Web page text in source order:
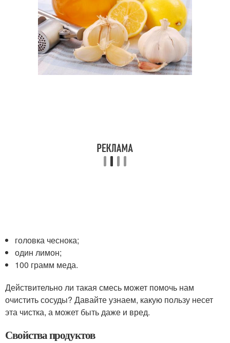
головка чеснока;
один лимон;
100 грамм меда.
Действительно ли такая смесь может помочь нам
очистить сосуды? Давайте узнаем, какую пользу несет
эта чистка, а может быть даже и вред.
Свойства продуктов